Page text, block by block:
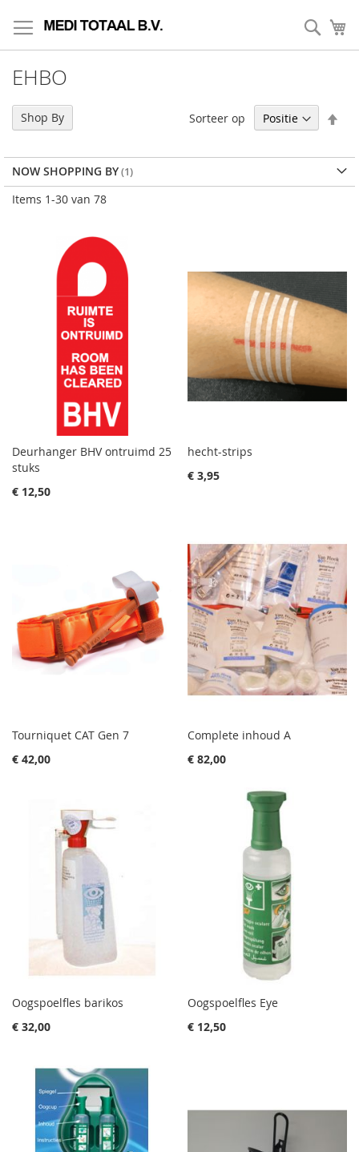
to
Content
EHBO
Items 1-30 van 78
Sorteer op
Deurhanger BHV ontruimd 25
stuks
€ 12,50
hecht-strips
€ 3,95
Tourniquet CAT Gen 7
€ 42,00
Complete inhoud A
€ 82,00
Oogspoelfles barikos
€ 32,00
Oogspoelfles Eye
€ 12,50
Shop By
NOW SHOPPING BY